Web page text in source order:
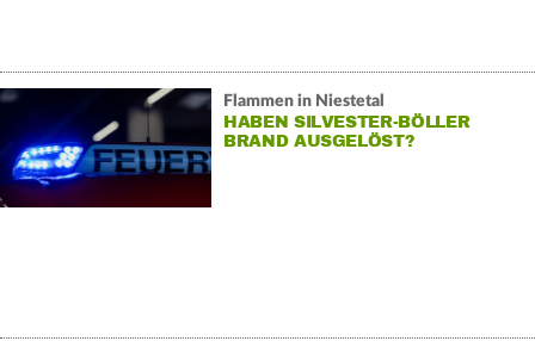
Flammen in Niestetal
HABEN SILVESTER-BÖLLER
BRAND AUSGELÖST?